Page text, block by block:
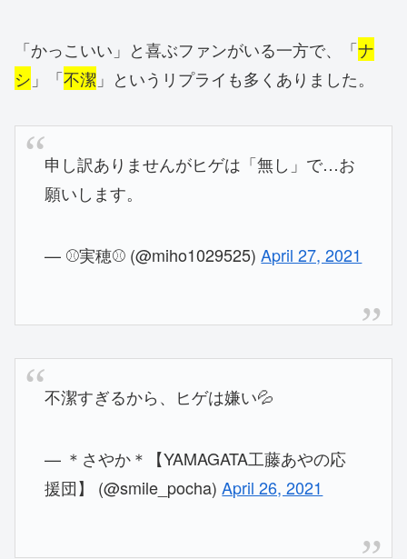
「かっこいい」と喜ぶファンがいる一方で、「ナ
シ 」「不潔 」というリプライも多くありました。
申し訳ありませんがヒゲは「無し」で…お
願いします。
— ⚾実穂⚾ (@miho1029525)April 27, 2021
不潔すぎるから、ヒゲは嫌い💦
— ＊さやか＊【YAMAGATA工藤あやの応
援団】 (@smile_pocha)April 26, 2021